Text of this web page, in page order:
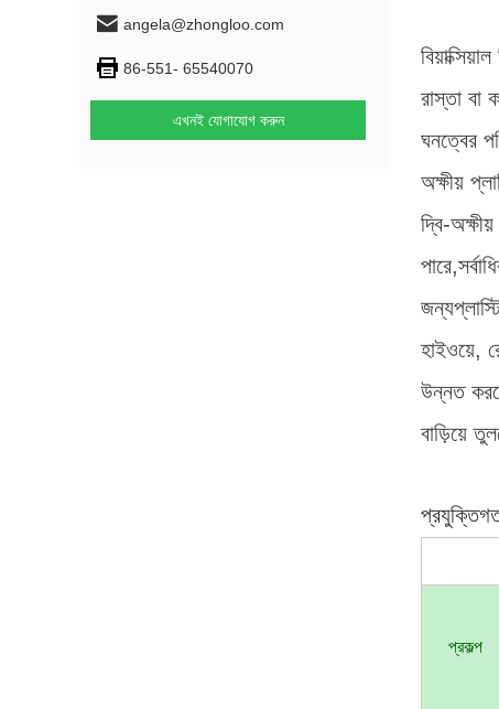
angela@zhongloo.com
86-551- 65540070
এখনই যোগাযোগ করুন
রাস্তা বা
ঘনত্বের
অক্ষীয়
দ্বি-
হাইওয়ে,
উন্নত
বাড়িয়ে
প্রকল্প